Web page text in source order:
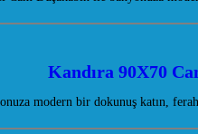
Kandıra 90X70
modern bir dokunuş katın,